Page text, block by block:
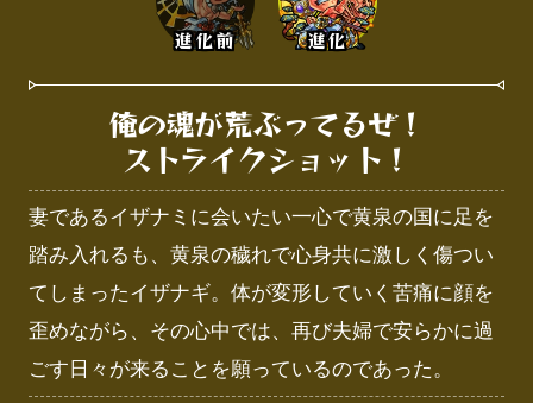
進化前 進化
俺の魂が荒ぶってるぜ！
ストライクショット！
妻であるイザナミに会いたい一心で黄泉の国に足を
踏み入れるも、黄泉の穢れで心身共に激しく傷つい
てしまったイザナギ。体が変形していく苦痛に顔を
歪めながら、その心中では、再び夫婦で安らかに過
ごす日々が来ることを願っているのであった。